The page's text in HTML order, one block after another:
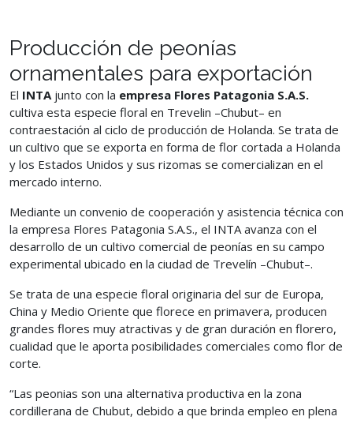
Producción de peonías
ornamentales para exportación
El INTAjunto con la empresa Flores Patagonia S.A.S.
cultiva esta especie floral en Trevelin –Chubut– en
contraestación al ciclo de producción de Holanda. Se trata de
un cultivo que se exporta en forma de flor cortada a Holanda
y los Estados Unidos y sus rizomas se comercializan en el
mercado interno.
Mediante un convenio de cooperación y asistencia técnica con
la empresa Flores Patagonia S.A.S., el INTA avanza con el
desarrollo de un cultivo comercial de peonías en su campo
experimental ubicado en la ciudad de Trevelín –Chubut–.
Se trata de una especie floral originaria del sur de Europa,
China y Medio Oriente que florece en primavera, producen
grandes flores muy atractivas y de gran duración en florero,
cualidad que le aporta posibilidades comerciales como flor de
corte.
“Las peonias son una alternativa productiva en la zona
cordillerana de Chubut, debido a que brinda empleo en plena